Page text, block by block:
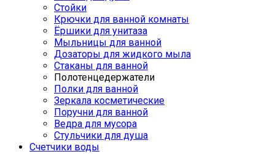
Стойки
Крючки для ванной комнаты
Ёршики для унитаза
Мыльницы для ванной
Дозаторы для жидкого мыла
Стаканы для ванной
Полотенцедержатели
Полки для ванной
Зеркала косметические
Поручни для ванной
Ведра для мусора
Стульчики для душа
Счетчики воды